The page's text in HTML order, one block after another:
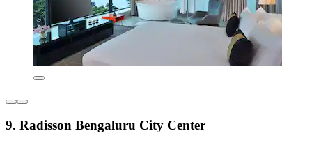
9. Radisson Bengaluru City Center